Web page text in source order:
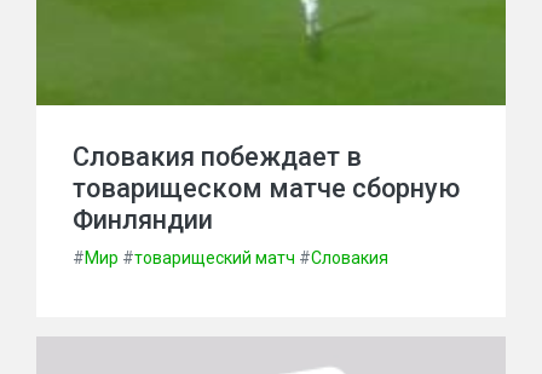
Словакия побеждает в
товарищеском матче сборную
Финляндии
#Мир #товарищеский матч #Словакия